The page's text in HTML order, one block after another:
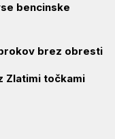
bencinske
brez obresti
Zlatimi točkami